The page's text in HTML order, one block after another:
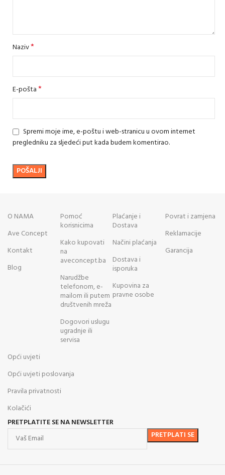
Naziv*
E-pošta*
Spremi moje ime, e-poštu i web-stranicu u ovom internet
pregledniku za sljedeći put kada budem komentirao.
O NAMA
Ave Concept
Kontakt
Blog
Pomoć
korisnicima
Kako kupovati
na
aveconcept.ba
Narudžbe
telefonom, e-
mailom ili putem
društvenih mreža
Dogovori uslugu
ugradnje ili
servisa
Plaćanje i
Dostava
Načini plaćanja
Dostava i
isporuka
Kupovina za
pravne osobe
Povrat i zamjena
Reklamacije
Garancija
Opći uvjeti
Opći uvjeti poslovanja
Pravila privatnosti
Kolačići
PRETPLATITE SE NA NEWSLETTER